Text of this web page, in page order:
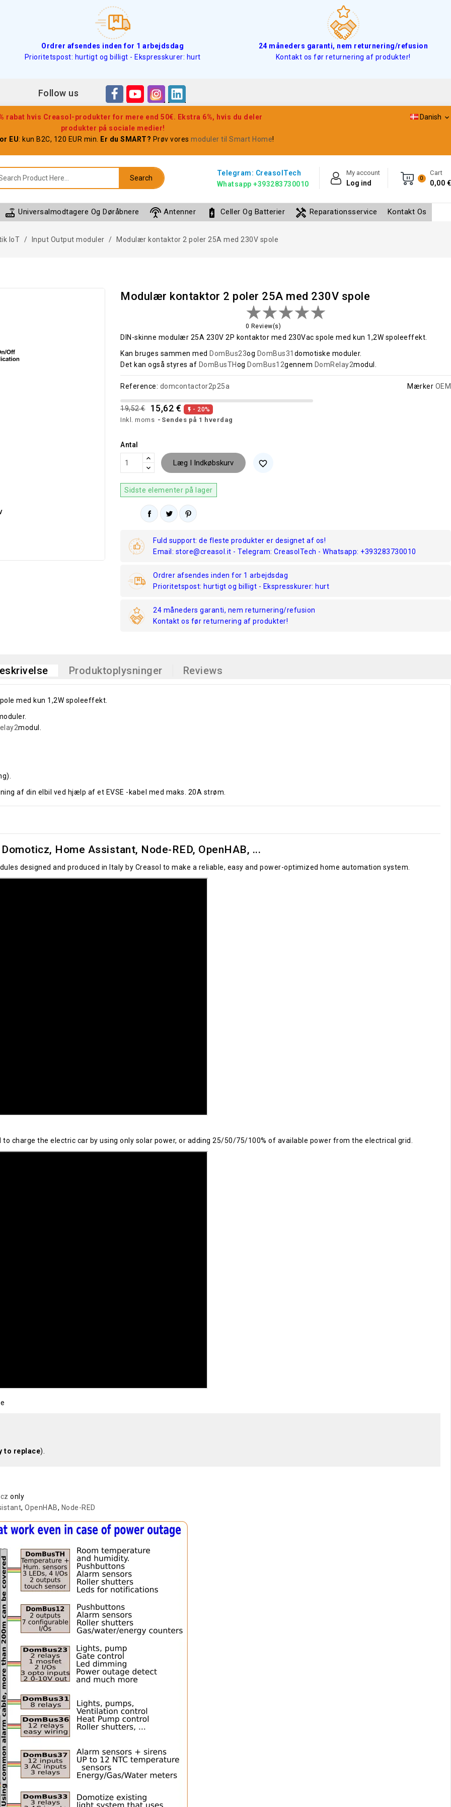
Ordrer afsendes inden for 1 arbejdsdag
Prioritetspost: hurtigt og billigt - Ekspresskurer: hurt
24 måneders garanti, nem returnering/refusion
Kontakt os før returnering af produkter!
Follow us
rabat hvis Creasol-produkter for mere end 50€. Ekstra 6%, hvis du deler
produkter på sociale medier!
EU: kun B2C, 120 EUR min. Er du SMART? Prøv voresmoduler til Smart Home!
Danish 
0
Cart
0,00 €
My account
Log ind
Telegram: CreasolTech
Whatsapp +393283730010
Search
router Universalmodtagere Og Døråbnere settings_input_antenna Antenner battery_charging_full Celler Og Batterier handyman Reparationsservice Kontakt Os
IoT Input Output moduler Modulær kontaktor 2 poler 25A med 230V spole
Modulær kontaktor 2 poler 25A med 230V spole
0 Review(s)
DIN-skinne modulær 25A 230V 2P kontaktor med 230Vac spole med kun 1,2W spoleeffekt.
Kan bruges sammen med DomBus23og DomBus31 domotiske moduler.
Det kan også styres af DomBusTHog DomBus12gennem DomRelay2modul.
Mærker OEM
Reference: domcontactor2p25a
19,52 € 15,62 €  - 20%
Inkl. moms Sendes på 1 hverdag
Antal
Læg I Indkøbskurv favorite_border
Sidste elementer på lager
Fuld support: de fleste produkter er designet af os!
Email: store@creasol.it - Telegram: CreasolTech - Whatsapp: +393283730010
Ordrer afsendes inden for 1 arbejdsdag
Prioritetspost: hurtigt og billigt - Ekspresskurer: hurt
24 måneders garanti, nem returnering/refusion
Kontakt os før returnering af produkter!
Produktoplysninger Reviews
med kun 1,2W spoleeffekt.
modul.
af din elbil ved hjælp af et EVSE -kabel med maks. 20A strøm.
Home Assistant, Node-RED, OpenHAB, ...
designed and produced in Italy by Creasol to make a reliable, easy and power-optimized home automation system.
charge the electric car by using only solar power, or adding 25/50/75/100% of available power from the electrical grid.
to replace).
only
, OpenHAB, Node-RED